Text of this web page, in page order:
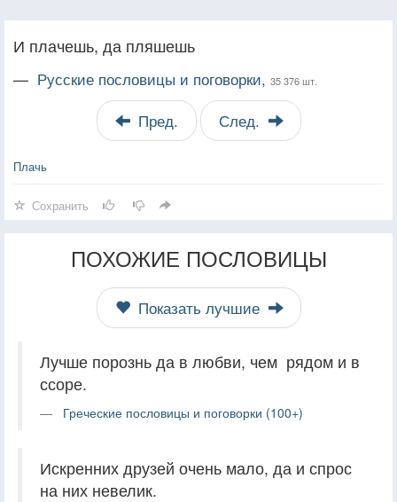
И плачешь, да пляшешь
— Русские пословицы и поговорки, 35 376 шт.
Пред. След.
Плачь
Сохранить
ПОХОЖИЕ ПОСЛОВИЦЫ
Показать лучшие
Лучше порознь да в любви, чем рядом и в
ссоре.
Греческие пословицы и поговорки (100+)
Искренних друзей очень мало, да и спрос
на них невелик.